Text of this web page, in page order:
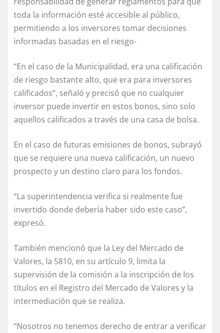
toda la información esté accesible al público,
permitiendo a los inversores tomar decisiones
informadas basadas en el riesgo-
“En el caso de la Municipalidad, era una calificación
de riesgo bastante alto, que era para inversores
calificados”, señaló y precisó que no cualquier
inversor puede invertir en estos bonos, sino solo
aquellos calificados a través de una casa de bolsa.
En el caso de futuras emisiones de bonos, subrayó
que se requiere una nueva calificación, un nuevo
prospecto y un destino claro para los fondos.
“La superintendencia verifica si realmente fue
invertido donde debería haber sido este caso”,
expresó.
También mencionó que la Ley del Mercado de
Valores, la 5810, en su artículo 9, limita la
supervisión de la comisión a la inscripción de los
títulos en el Registro del Mercado de Valores y la
intermediación que se realiza.
“Nosotros no tenemos derecho de entrar a verificar